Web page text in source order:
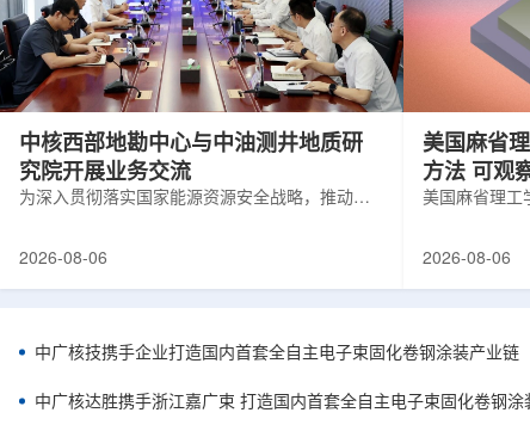
中核西部地勘中心与中油测井地质研
究院开展业务交流
为深入贯彻落实国家能源资源安全战略，推动油
地质研究院，开展专项技术交流研讨。会上，中
内油气测井成套装备、井下探测、岩石物理实
验、智能测井解释、深井探测及多源地质数据解
析等成熟技术体系，并结合实战案例分享了含油
气盆地铀矿勘查经验。王乐力介绍了西部中...
2026-08-06
美国麻省
方法 可观
美国麻省理工
寸不断缩小、
在面对真实电
如常用的时域
热传输情况
上捕捉快速变
2026-08-06
中广核技携手企业打造国内首套全自主电子束固化卷钢涂装产业链
中广核达胜携手浙江嘉广束 打造国内首套全自主电子束固化卷钢涂